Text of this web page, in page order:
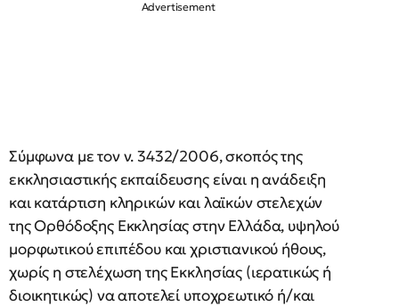
Σύμφωνα με τον ν. 3432/2006, σκοπός της
εκκλησιαστικής εκπαίδευσης είναι η ανάδειξη
και κατάρτιση κληρικών και λαϊκών στελεχών
της Ορθόδοξης Εκκλησίας στην Ελλάδα, υψηλού
μορφωτικού επιπέδου και χριστιανικού ήθους,
χωρίς η στελέχωση της Εκκλησίας (ιερατικώς ή
διοικητικώς) να αποτελεί υποχρεωτικό ή/και